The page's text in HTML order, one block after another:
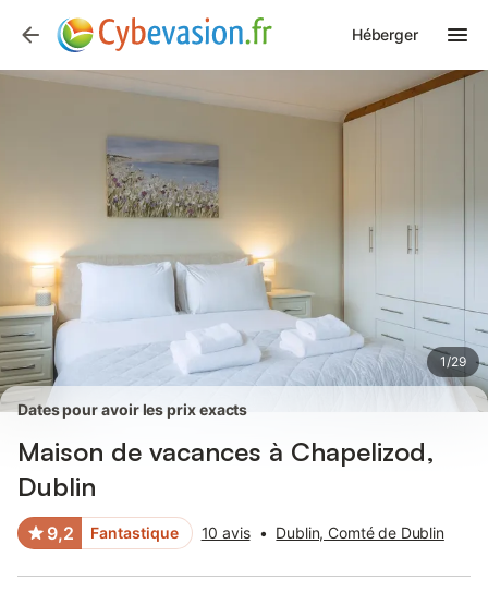
Héberger
1/29
Photos Équipements Avis des voyageurs
Dates pour avoir les prix exacts
Maison de vacances à Chapelizod,
Dublin
9,2 Fantastique 10 avis • Dublin, Comté de Dublin